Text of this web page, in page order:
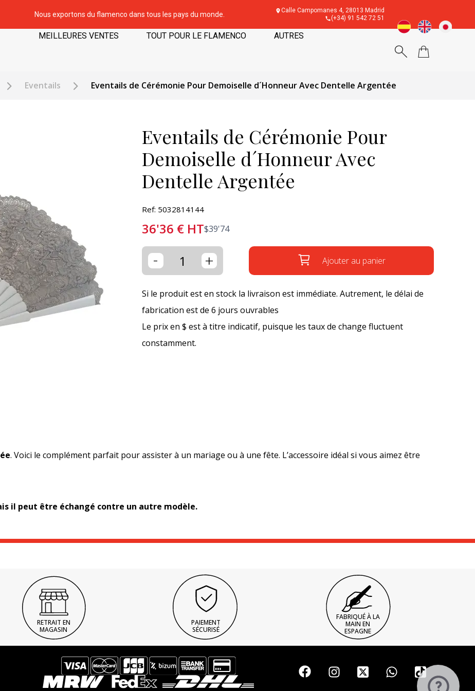
Nous exportons du flamenco dans tous les pays du monde.
Calle Campomanes 4, 28013 Madrid
(+34) 91 542 72 51
MEILLEURES VENTES TOUT POUR LE FLAMENCO AUTRES
Eventails Eventails de Cérémonie Pour Demoiselle d´Honneur Avec Dentelle Argentée
Eventails de Cérémonie Pour
Demoiselle d´Honneur Avec
Dentelle Argentée
Ref: 5032814144
36'36 € HT$39'74
- + Ajouter au panier
Si le produit est en stock la livraison est immédiate. Autrement, le délai de
fabrication est de 6 jours ouvrables
Le prix en $ est à titre indicatif, puisque les taux de change fluctuent
constamment.
. Voici le complément parfait pour assister à un mariage ou à une fête. L’accessoire idéal si vous aimez être
il peut être échangé contre un autre modèle.
RETRAIT EN
MAGASIN
PAIEMENT
SÉCURISÉ
FABRIQUÉ À LA
MAIN EN
ESPAGNE